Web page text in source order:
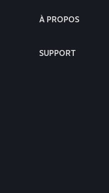
À PROPOS
SUPPORT